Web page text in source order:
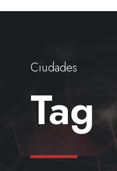
Ciudades
Tag